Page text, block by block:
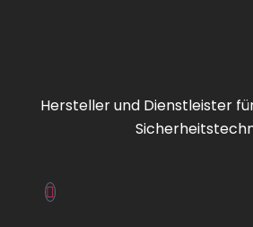
Hersteller und Dienstleister